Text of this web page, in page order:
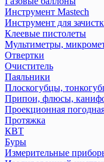
Инструмент Mastech
Инструмент для
Клеевые пистолеты
Мультиметры,
Отвертки
Очиститель
Паяльники
Плоскогубцы,
Припои, флюсы,
Проекционная
Протяжка
КВТ
Буры
Измерительные